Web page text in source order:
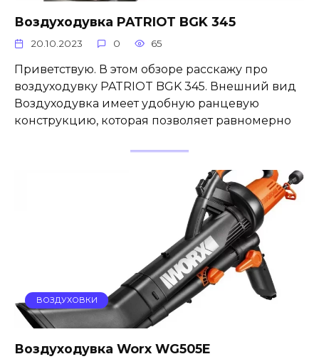
Воздуходувка PATRIOT BGK 345
20.10.2023 0 65
Приветствую. В этом обзоре расскажу про
воздуходувку PATRIOT BGK 345. Внешний вид
Воздуходувка имеет удобную ранцевую
конструкцию, которая позволяет равномерно
ВОЗДУХОВКИ
Воздуходувка Worx WG505E